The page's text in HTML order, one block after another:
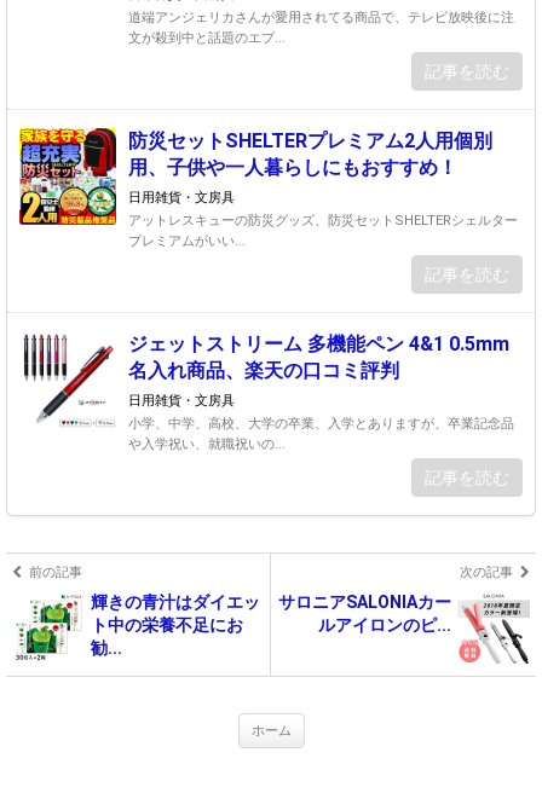
道端アンジェリカさんが愛用されてる商品で、テレビ放映後に注
文が殺到中と話題のエプ...
記事を読む
防災セットSHELTERプレミアム2人用個別
用、子供や一人暮らしにもおすすめ！
日用雑貨・文房具
アットレスキューの防災グッズ、防災セットSHELTERシェルター
プレミアムがいい...
記事を読む
ジェットストリーム 多機能ペン 4&1 0.5mm
名入れ商品、楽天の口コミ評判
日用雑貨・文房具
小学、中学、高校、大学の卒業、入学とありますが、卒業記念品
や入学祝い、就職祝いの...
記事を読む
前の記事
輝きの青汁はダイエッ
ト中の栄養不足にお
勧...
次の記事
サロニアSALONIAカー
ルアイロンのピ...
ホーム